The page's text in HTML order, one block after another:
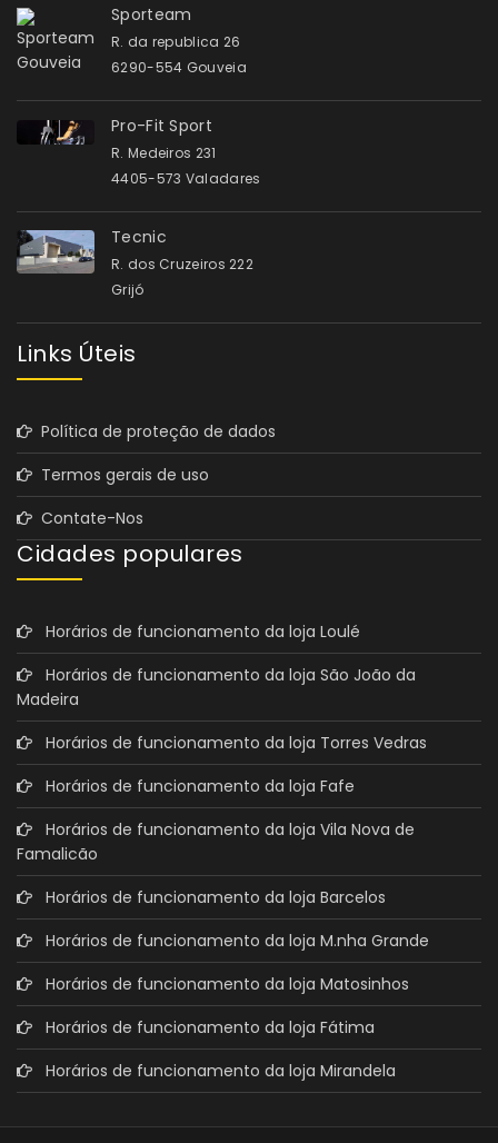
Sporteam
R. da republica 26
6290-554 Gouveia
Pro-Fit Sport
R. Medeiros 231
4405-573 Valadares
Tecnic
R. dos Cruzeiros 222
Grijó
Links Úteis
Política de proteção de dados
Termos gerais de uso
Contate-Nos
Cidades populares
Horários de funcionamento da loja Loulé
Horários de funcionamento da loja São João da
Madeira
Horários de funcionamento da loja Torres Vedras
Horários de funcionamento da loja Fafe
Horários de funcionamento da loja Vila Nova de
Famalicão
Horários de funcionamento da loja Barcelos
Horários de funcionamento da loja M.nha Grande
Horários de funcionamento da loja Matosinhos
Horários de funcionamento da loja Fátima
Horários de funcionamento da loja Mirandela